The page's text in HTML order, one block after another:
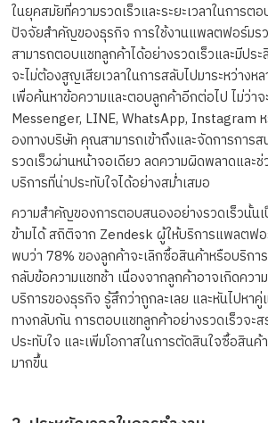
ในยุคสมัยที่ความรวดเร็วและระยะเวลาในการ
ปัจจัยสำคัญของธุรกิจ การใช้งานแพลตฟอร์มร
สามารถตอบแชทลูกค้าได้อย่างรวดเร็วและมีป
จะไม่ต้องสูญเสียเวลาในการสลับไปมาระหว่าง
เพื่อค้นหาข้อความและตอบลูกค้าอีกต่อไป ไม่ว่า
Messenger, LINE, WhatsApp, Instagram ห
องทางบริษัท คุณสามารถเข้าถึงและจัดการการ
รวดเร็วผ่านหน้าจอเดียว ลดความผิดพลาดและ
บริการที่น่าประทับใจได้อย่างสม่ำเสมอ
ความสำคัญของการตอบสนองอย่างรวดเร็วนั้นเ
ข้ามได้ สถิติจาก Zendesk ผู้ให้บริการแพลตฟอ
พบว่า 78% ของลูกค้าจะเลิกซื้อสินค้าหรือบริก
กลับข้อความแชทช้า เนื่องจากลูกค้าอาจเกิดควา
บริการของธุรกิจ รู้สึกว่าถูกละเลย และหันไปหา
ทางกลับกัน การตอบแชทลูกค้าอย่างรวดเร็วจะ
ประทับใจ และเพิ่มโอกาสในการตัดสินใจซื้อสิน
มากขึ้น